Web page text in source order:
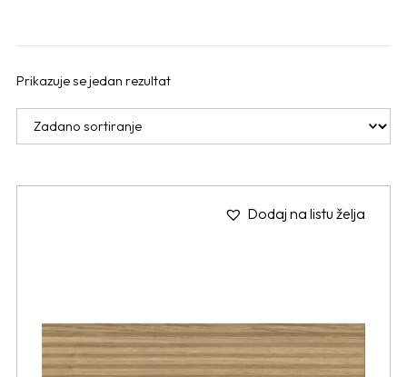
Prikazuje se jedan rezultat
Dodaj na listu želja